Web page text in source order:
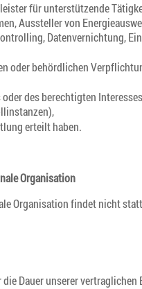
für unterstützende
Aussteller von
Datenvernichtung,
behördlichen
des berechtigten
erteilt haben.
Organisation
Organisation findet nicht
Dauer unserer